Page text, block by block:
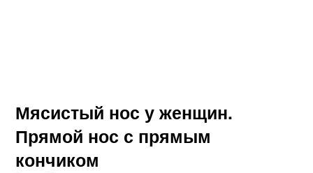
Мясистый нос у женщин.
Прямой нос с прямым
кончиком